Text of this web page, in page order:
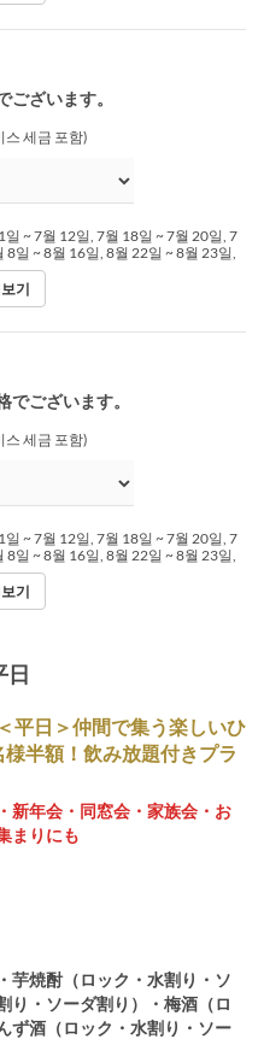
ざいます。
스 세금 포함)
~ 7월 12일, 7월 18일 ~ 7월 20일, 7
일 ~ 8월 16일, 8월 22일 ~ 8월 23일,
기
ございます。
스 세금 포함)
~ 7월 12일, 7월 18일 ~ 7월 20일, 7
일 ~ 8월 16일, 8월 22일 ~ 8월 23일,
기
日
平日＞仲間で集う楽しいひ
半額！飲み放題付きプラ
新年会・同窓会・家族会・お
まりにも
芋焼酎（ロック・水割り・ソ
り・ソーダ割り）・梅酒（ロ
ず酒（ロック・水割り・ソー